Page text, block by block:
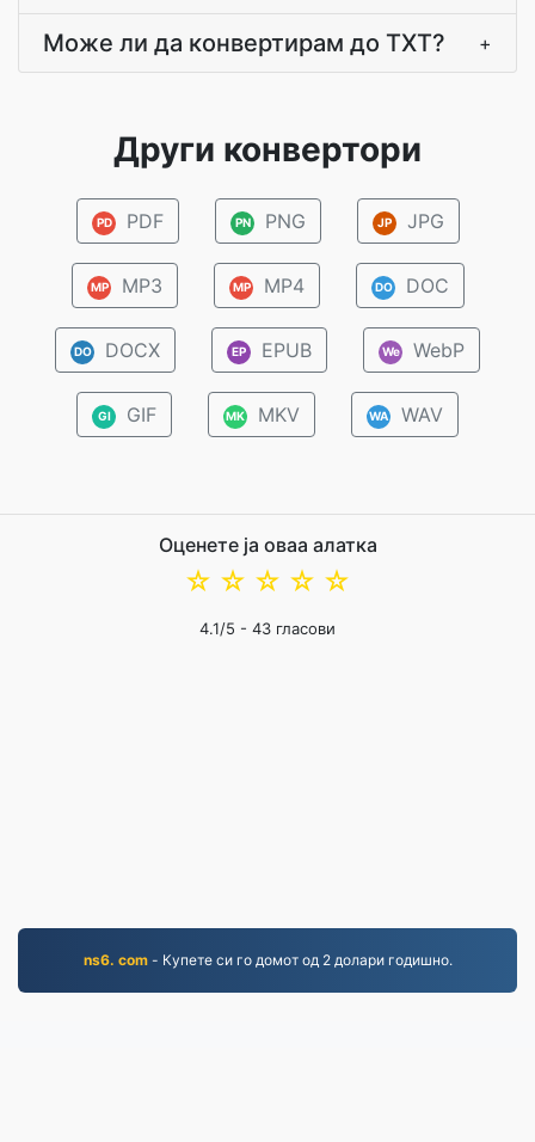
Може ли да конвертирам до TXT? +
Други конвертори
PD PDF PN PNG JP JPG
MP MP3 MP MP4 DO DOC
DO DOCX EP EPUB We WebP
GI GIF MK MKV WA WAV
Оценете ја оваа алатка
☆
☆
☆
☆
☆
4.1/5 - 43 гласови
ns6. com- Купете си го домот од 2 долари годишно.